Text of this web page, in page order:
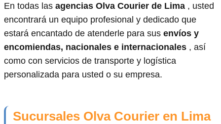
En todas las agencias Olva Courier de Lima , usted
encontrará un equipo profesional y dedicado que
estará encantado de atenderle para sus envíos y
encomiendas, nacionales e internacionales , así
como con servicios de transporte y logística
personalizada para usted o su empresa.
Sucursales Olva Courier en Lima